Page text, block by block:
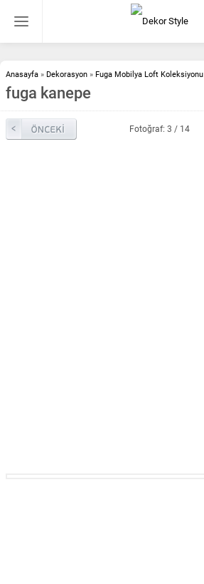
Anasayfa » Dekorasyon » Fuga Mobilya Loft Koleksiyonu
fuga kanepe
Fotoğraf: 3 / 14